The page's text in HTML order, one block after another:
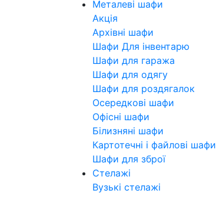
Металеві шафи
Акція
Архівні шафи
Шафи Для інвентарю
Шафи для гаража
Шафи для одягу
Шафи для роздягалок
Осередкові шафи
Офісні шафи
Білизняні шафи
Картотечні і файлові шафи
Шафи для зброї
Стелажі
Вузькі стелажі